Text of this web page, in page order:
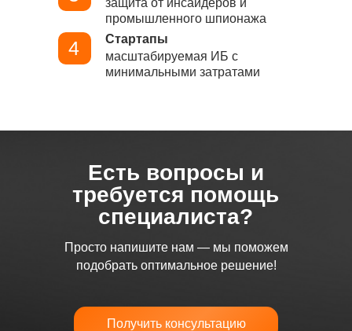
4
защита от инсайдеров и
промышленного шпионажа
масштабируемая ИБ с
минимальными затратами
Стартапы
Получить консультацию
Есть вопросы и
требуется помощь
специалиста?
Просто напишите нам — мы поможем
подобрать оптимальное решение!